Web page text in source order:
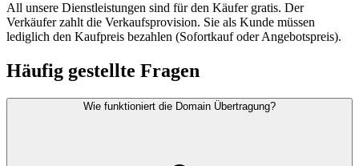
All unsere Dienstleistungen sind für den Käufer gratis. Der
Verkäufer zahlt die Verkaufsprovision. Sie als Kunde müssen
lediglich den Kaufpreis bezahlen (Sofortkauf oder Angebotspreis).
Häufig gestellte Fragen
Wie funktioniert die Domain Übertragung?